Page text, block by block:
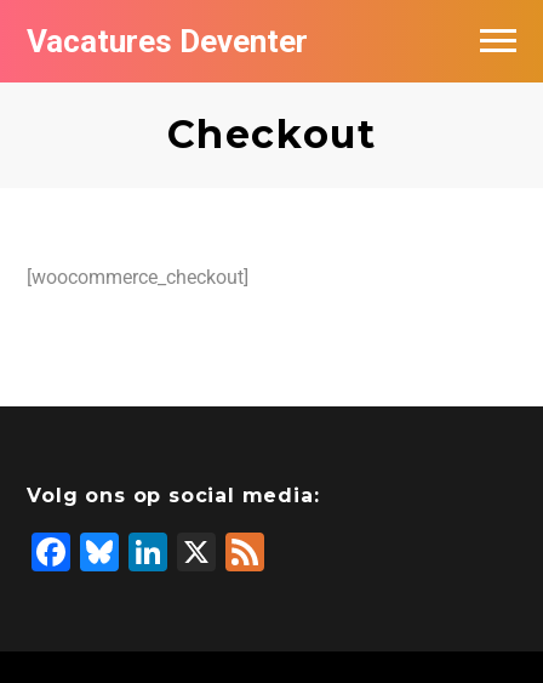
Vacatures Deventer
Checkout
[woocommerce_checkout]
Volg ons op social media:
F
Bl
Li X
Vacatures per bedrijf in Deventer
De populairste vacatures in Deventer